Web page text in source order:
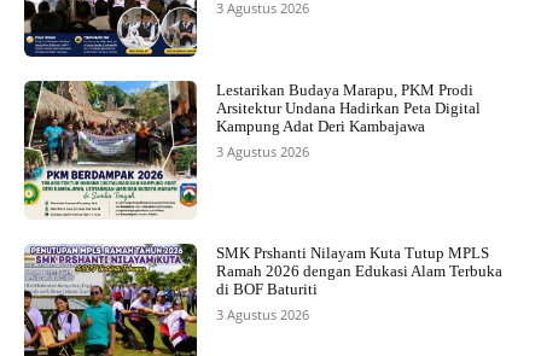
3 Agustus 2026
Lestarikan Budaya Marapu, PKM Prodi
Arsitektur Undana Hadirkan Peta Digital
Kampung Adat Deri Kambajawa
3 Agustus 2026
SMK Prshanti Nilayam Kuta Tutup MPLS
Ramah 2026 dengan Edukasi Alam Terbuka
di BOF Baturiti
3 Agustus 2026